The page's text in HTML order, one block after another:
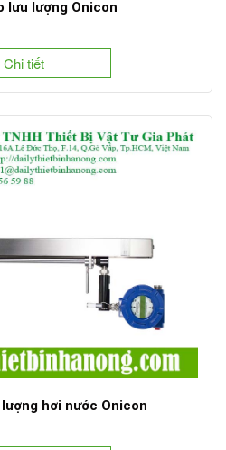
lưu lượng Onicon
Chi tiết
hơi nước Onicon